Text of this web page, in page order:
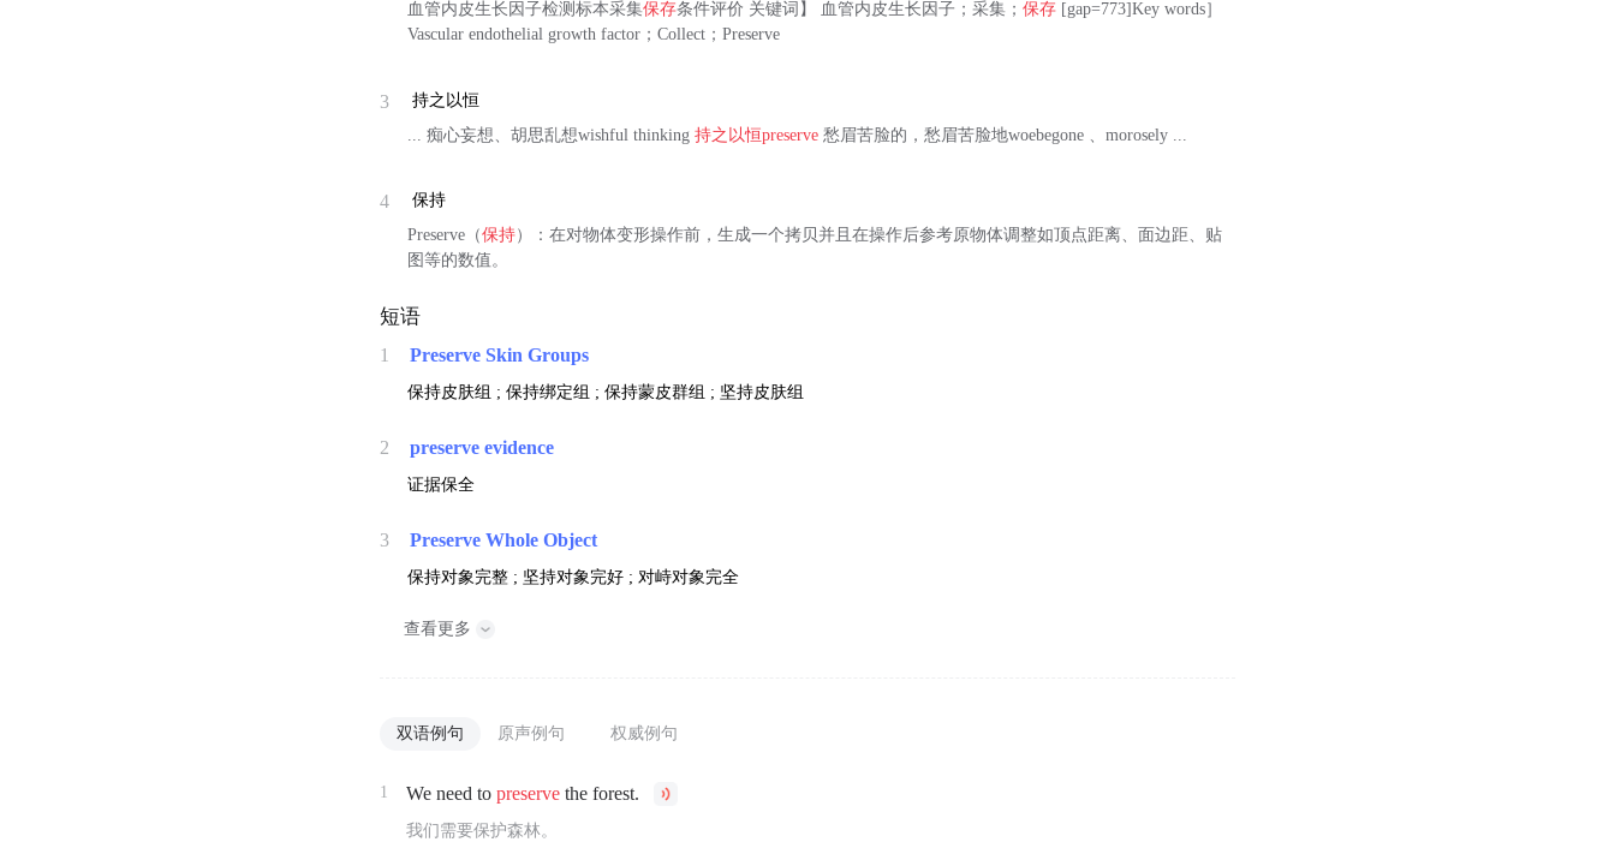
血管内皮生长因子检测标本采集保存条件评价 关键词】 血管内皮生长因子；采集；保存 [gap=773]Key words］
Vascular endothelial growth factor；Collect；Preserve
3
持之以恒
... 痴心妄想、胡思乱想wishful thinking持之以恒preserve 愁眉苦脸的，愁眉苦脸地woebegone 、morosely ...
4
保持
Preserve（保持）：在对物体变形操作前，生成一个拷贝并且在操作后参考原物体调整如顶点距离、面边距、贴
图等的数值。
短语
1 Preserve Skin Groups
保持皮肤组 ; 保持绑定组 ; 保持蒙皮群组 ; 坚持皮肤组
2 preserve evidence
证据保全
3 Preserve Whole Object
保持对象完整 ; 坚持对象完好 ; 对峙对象完全
查看更多
双语例句 原声例句 权威例句
1 We need topreserve the forest.
我们需要保护森林。